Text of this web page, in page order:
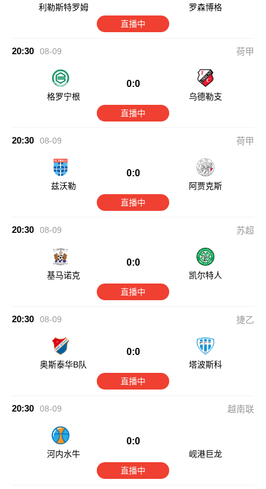
利勒斯特罗姆
罗森博格
直播中
20:30 08-09 荷甲
格罗宁根
0:0
乌德勒支
直播中
20:30 08-09 荷甲
兹沃勒
0:0
阿贾克斯
直播中
20:30 08-09 苏超
基马诺克
0:0
凯尔特人
直播中
20:30 08-09 捷乙
奥斯泰华B队
0:0
塔波斯科
直播中
20:30 08-09 越南联
河内水牛
0:0
岘港巨龙
直播中